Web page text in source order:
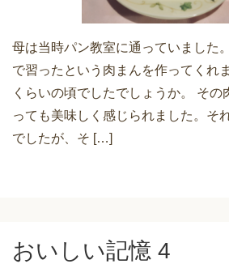
母は当時パン教室に通っていました
で習ったという肉まんを作ってくれ
くらいの頃でしたでしょうか。 その
っても美味しく感じられました。そ
でしたが、そ […]
おいしい記憶 4